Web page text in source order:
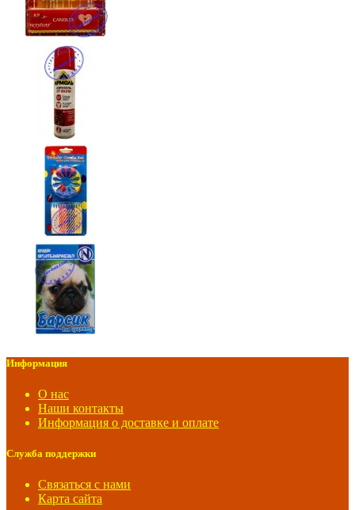
Информация
О нас
Наши контакты
Информация о доставке и оплате
Служба поддержки
Связаться с нами
Карта сайта